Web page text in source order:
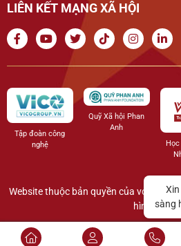
LIÊN KẾT MẠNG XÃ HỘI
công
Quỹ Xã hội Phan
Học Viện
Nhân VCEO
Website thuộc bản quyền của
hình thức.